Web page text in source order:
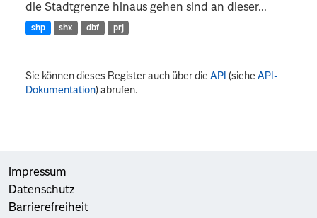
die Stadtgrenze hinaus gehen sind an dieser...
shp shx dbf prj
Sie können dieses Register auch über dieAPI (sieheAPI-
Dokumentation) abrufen.
Impressum
Datenschutz
Barrierefreiheit